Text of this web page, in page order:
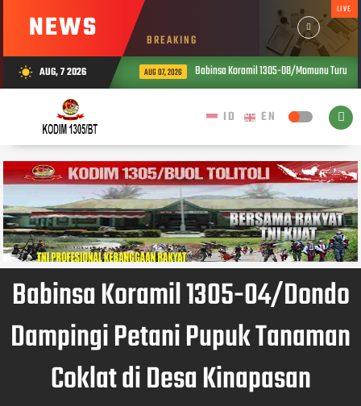
NEWS BREAKING
LIVE
wb_sunny AUG, 7 2026 AUG 07, 2026 Babinsa Koramil 1305-08/Momunu Turun
Babinsa Koramil 1305-04/Dondo
Dampingi Petani Pupuk Tanaman
Coklat di Desa Kinapasan